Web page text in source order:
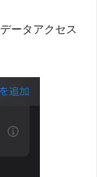
ータアクセス